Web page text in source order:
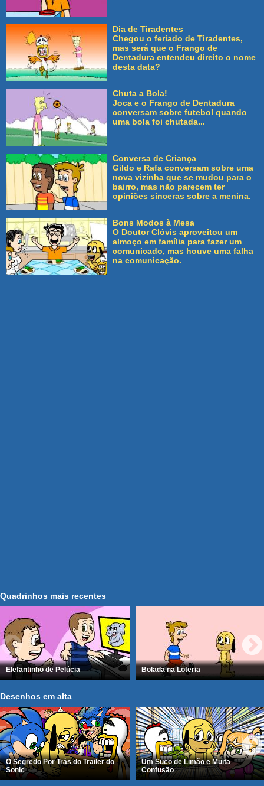
Dia de Tiradentes
Chegou o feriado de Tiradentes,
mas será que o Frango de
Dentadura entendeu direito o nome
desta data?
Chuta a Bola!
Joca e o Frango de Dentadura
conversam sobre futebol quando
uma bola foi chutada...
Conversa de Criança
Gildo e Rafa conversam sobre uma
nova vizinha que se mudou para o
bairro, mas não parecem ter
opiniões sinceras sobre a menina.
Bons Modos à Mesa
O Doutor Clóvis aproveitou um
almoço em família para fazer um
comunicado, mas houve uma falha
na comunicação.
Quadrinhos mais recentes
Elefantinho de Pelúcia Bolada na Loteria
Desenhos em alta
O Segredo Por Trás do Trailer do
Sonic
Um Suco de Limão e Muita
Confusão